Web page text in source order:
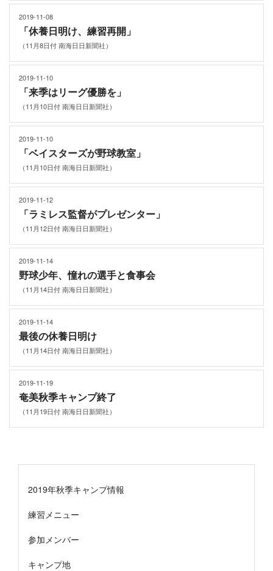
2019-11-08
「休養日明け、練習再開」
（11月8日付 南海日日新聞社）
2019-11-10
「来季はリーグ優勝を」
（11月10日付 南海日日新聞社）
2019-11-10
「ベイスターズが野球教室」
（11月10日付 南海日日新聞社）
2019-11-12
「ラミレス監督がプレゼンター」
（11月12日付 南海日日新聞社）
2019-11-14
野球少年、憧れの選手と食事会
（11月14日付 南海日日新聞社）
2019-11-14
最後の休養日明け
（11月14日付 南海日日新聞社）
2019-11-19
奄美秋季キャンプ終了
（11月19日付 南海日日新聞社）
2019年秋季キャンプ情報
練習メニュー
参加メンバー
キャンプ地